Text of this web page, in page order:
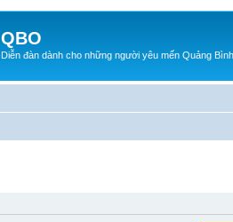
QBO
Diễn đàn dành cho những người yêu mến Quảng Bình